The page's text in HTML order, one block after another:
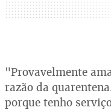
"Provavelmente
razão da
porque tenho